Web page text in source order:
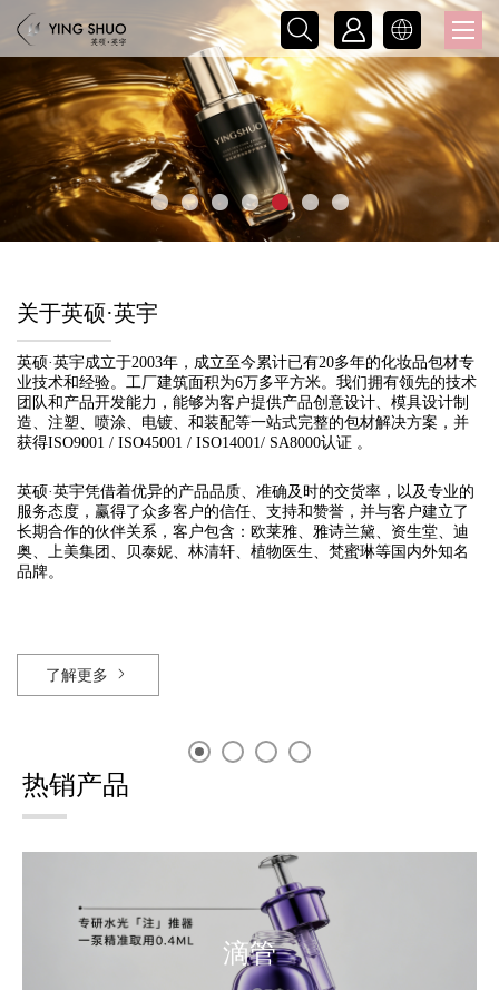
 

关于英硕·英宇
英硕·英宇成立于2003年，成立至今累计已有20多年的化妆品包材专
业技术和经验。 工厂建筑面积为6万多平方米。我们拥有领先的技术
团队和产品开发能力，能够为客户提供产品创意设计、模具设计制
造、注塑、喷涂、电镀、和装配等一站式完整的包材解决方案，并
获得ISO9001 / ISO45001 / ISO14001/ SA8000认证 。
英硕·英宇凭借着优异的产品品质、准确及时的交货率，以及专业的
服务态度，赢得了众多客户的信任、支持和赞誉，并与客户建立了
长期合作的伙伴关系，客户包含：欧莱雅、雅诗兰黛、资生堂、迪
奥、上美集团、
贝泰妮、林清轩、植物医生、梵蜜琳等国内外知名
品牌。
了解更多 
热销产品
滴管